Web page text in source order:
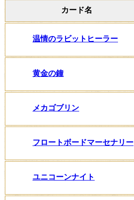
カード名
温情のラビットヒーラー
黄金の鐘
メカゴブリン
フロートボードマーセナリー
ユニコーンナイト